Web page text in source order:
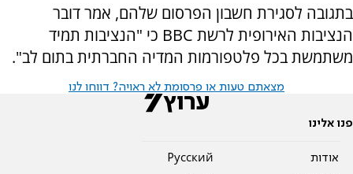
בתגובה לסגירת חשבון הפרסום שלהם, אמר דובר
הנציבות האירופית לרשת BBC כי "הנציבות תמיד
משתמשת בכל פלטפורמות המדיה החברתית בתום לב".
מצאתם טעות או פרסומת לא ראויה? דווחו לנו
פנו אלינו
אודות
Pусский